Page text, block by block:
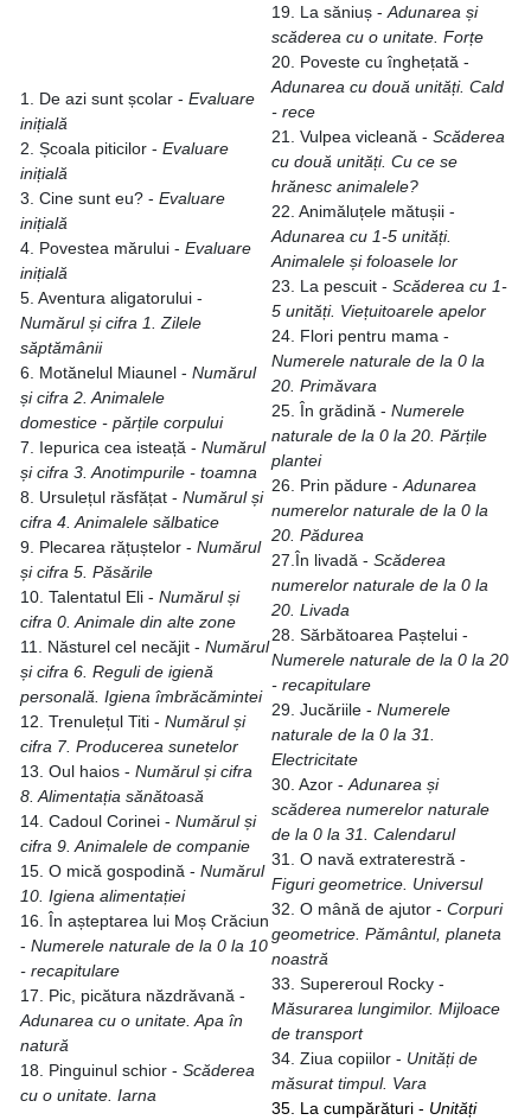
1. De azi sunt școlar - Evaluare
inițială
2. Școala piticilor - Evaluare
inițială
3. Cine sunt eu? - Evaluare
inițială
4. Povestea mărului - Evaluare
inițială
5. Aventura aligatorului -
Numărul și cifra 1. Zilele
săptămânii
6. Motănelul Miaunel - Numărul
și cifra 2. Animalele
domestice - părțile corpului
7. Iepurica cea isteață - Numărul
și cifra 3. Anotimpurile - toamna
8. Ursulețul răsfățat - Numărul și
cifra 4. Animalele sălbatice
9. Plecarea rățuștelor - Numărul
și cifra 5. Păsările
10. Talentatul Eli - Numărul și
cifra 0. Animale din alte zone
11. Năsturel cel necăjit - Numărul
și cifra 6. Reguli de igienă
personală. Igiena îmbrăcămintei
12. Trenulețul Titi - Numărul și
cifra 7. Producerea sunetelor
13. Oul haios - Numărul și cifra
8. Alimentația sănătoasă
14. Cadoul Corinei - Numărul și
cifra 9. Animalele de companie
15. O mică gospodină - Numărul
10. Igiena alimentației
16. În așteptarea lui Moș Crăciun
- Numerele naturale de la 0 la 10
- recapitulare
17. Pic, picătura năzdrăvană -
Adunarea cu o unitate. Apa în
natură
18. Pinguinul schior - Scăderea
cu o unitate. Iarna
19. La săniuș - Adunarea și
scăderea cu o unitate. Forțe
20. Poveste cu înghețată -
Adunarea cu două unități. Cald
- rece
21. Vulpea vicleană - Scăderea
cu două unități. Cu ce se
hrănesc animalele?
22. Animăluțele mătușii -
Adunarea cu 1-5 unități.
Animalele și foloasele lor
23. La pescuit - Scăderea cu 1-
5 unități. Viețuitoarele apelor
24. Flori pentru mama -
Numerele naturale de la 0 la
20. Primăvara
25. În grădină - Numerele
naturale de la 0 la 20. Părțile
plantei
26. Prin pădure - Adunarea
numerelor naturale de la 0 la
20. Pădurea
27.În livadă - Scăderea
numerelor naturale de la 0 la
20. Livada
28. Sărbătoarea Paștelui -
Numerele naturale de la 0 la 20
- recapitulare
29. Jucăriile - Numerele
naturale de la 0 la 31.
Electricitate
30. Azor - Adunarea și
scăderea numerelor naturale
de la 0 la 31. Calendarul
31. O navă extraterestră -
Figuri geometrice. Universul
32. O mână de ajutor - Corpuri
geometrice. Pământul, planeta
noastră
33. Supereroul Rocky -
Măsurarea lungimilor. Mijloace
de transport
34. Ziua copiilor - Unități de
măsurat timpul. Vara
35. La cumpărături - Unități